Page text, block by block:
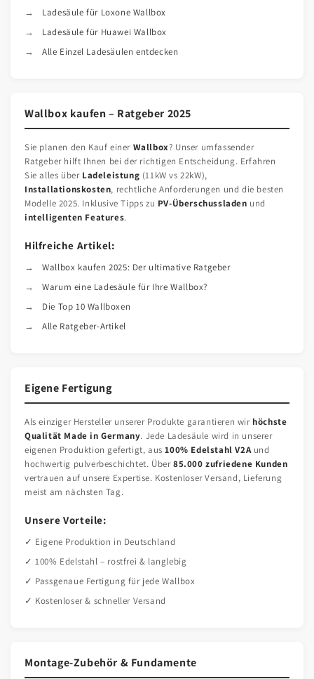
Ladesäule für Loxone Wallbox
Ladesäule für Huawei Wallbox
Alle Einzel Ladesäulen entdecken
Wallbox kaufen – Ratgeber 2025
Sie planen den Kauf einer Wallbox? Unser umfassender
Ratgeber hilft Ihnen bei der richtigen Entscheidung. Erfahren
Sie alles über Ladeleistung (11kW vs 22kW),
Installationskosten, rechtliche Anforderungen und die besten
Modelle 2025. Inklusive Tipps zu PV-Überschussladen und
intelligenten Features.
Hilfreiche Artikel:
Wallbox kaufen 2025: Der ultimative Ratgeber
Warum eine Ladesäule für Ihre Wallbox?
Die Top 10 Wallboxen
Alle Ratgeber-Artikel
Eigene Fertigung
Als einziger Hersteller unserer Produkte garantieren wirhöchste
Qualität Made in Germany. Jede Ladesäule wird in unserer
eigenen Produktion gefertigt, aus100% Edelstahl V2Aund
hochwertig pulverbeschichtet. Über85.000 zufriedene Kunden
vertrauen auf unsere Expertise. Kostenloser Versand, Lieferung
meist am nächsten Tag.
Unsere Vorteile:
✓ Eigene Produktion in Deutschland
✓ 100% Edelstahl – rostfrei & langlebig
✓ Passgenaue Fertigung für jede Wallbox
✓ Kostenloser & schneller Versand
Montage-Zubehör & Fundamente